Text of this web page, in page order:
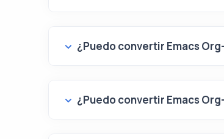
¿Puedo convertir Emacs
¿Puedo convertir Emacs